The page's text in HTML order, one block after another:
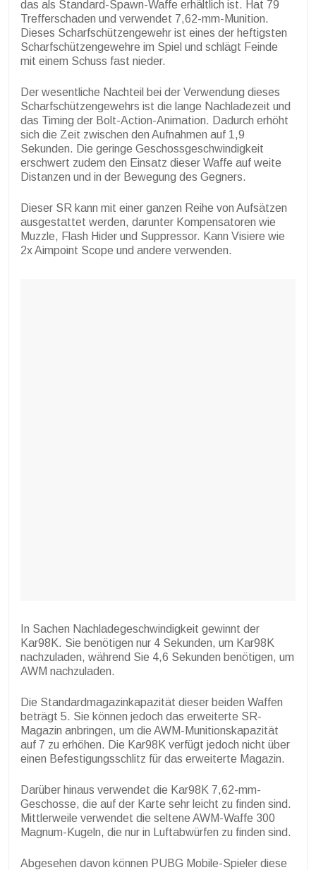
das als Standard-Spawn-Waffe erhältlich ist. Hat 79
Trefferschaden und verwendet 7,62-mm-Munition.
Dieses Scharfschützengewehr ist eines der heftigsten
Scharfschützengewehre im Spiel und schlägt Feinde
mit einem Schuss fast nieder.
Der wesentliche Nachteil bei der Verwendung dieses
Scharfschützengewehrs ist die lange Nachladezeit und
das Timing der Bolt-Action-Animation. Dadurch erhöht
sich die Zeit zwischen den Aufnahmen auf 1,9
Sekunden. Die geringe Geschossgeschwindigkeit
erschwert zudem den Einsatz dieser Waffe auf weite
Distanzen und in der Bewegung des Gegners.
Dieser SR kann mit einer ganzen Reihe von Aufsätzen
ausgestattet werden, darunter Kompensatoren wie
Muzzle, Flash Hider und Suppressor. Kann Visiere wie
2x Aimpoint Scope und andere verwenden.
In Sachen Nachladegeschwindigkeit gewinnt der
Kar98K. Sie benötigen nur 4 Sekunden, um Kar98K
nachzuladen, während Sie 4,6 Sekunden benötigen, um
AWM nachzuladen.
Die Standardmagazinkapazität dieser beiden Waffen
beträgt 5. Sie können jedoch das erweiterte SR-
Magazin anbringen, um die AWM-Munitionskapazität
auf 7 zu erhöhen. Die Kar98K verfügt jedoch nicht über
einen Befestigungsschlitz für das erweiterte Magazin.
Darüber hinaus verwendet die Kar98K 7,62-mm-
Geschosse, die auf der Karte sehr leicht zu finden sind.
Mittlerweile verwendet die seltene AWM-Waffe 300
Magnum-Kugeln, die nur in Luftabwürfen zu finden sind.
Abgesehen davon können PUBG Mobile-Spieler diese